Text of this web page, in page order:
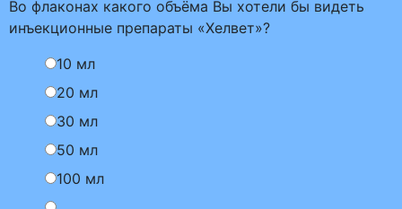
Во флаконах какого объёма Вы хотели бы видеть
инъекционные препараты «Хелвет»?
10 мл
20 мл
30 мл
50 мл
100 мл